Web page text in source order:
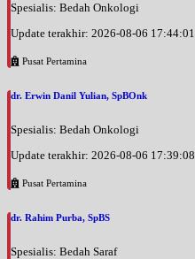
Spesialis: Bedah Onkologi
Update terakhir: 2026-08-06 17:44:01
Pusat Pertamina
dr. Erwin Danil Yulian, SpBOnk
Spesialis: Bedah Onkologi
Update terakhir: 2026-08-06 17:39:08
Pusat Pertamina
dr. Rahim Purba, SpBS
Spesialis: Bedah Saraf